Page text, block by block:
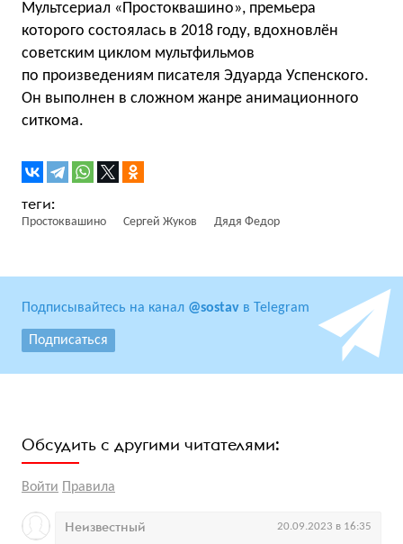
Мультсериал «Простоквашино», премьера
которого состоялась в 2018 году, вдохновлён
советским циклом мультфильмов
по произведениям писателя Эдуарда Успенского.
Он выполнен в сложном жанре анимационного
ситкома.
Простоквашино Сергей Жуков Дядя Федор
Подписывайтесь на канал @sostav в Telegram
Подписаться
Обсудить с другими читателями:
Войти Правила
Неизвестный 20.09.2023 в 16:35